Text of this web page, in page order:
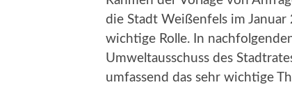
die Stadt Weißenfels im
wichtige Rolle. In
Umweltausschuss des
umfassend das sehr wichtige